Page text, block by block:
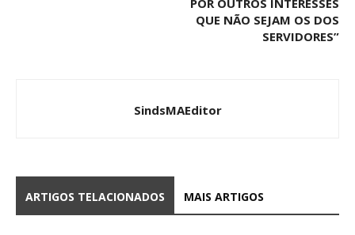
POR OUTROS INTERESSES
QUE NÃO SEJAM OS DOS
SERVIDORES”
SindsMAEditor
ARTIGOS TELACIONADOS MAIS ARTIGOS